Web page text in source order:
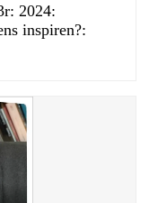
2024:
inspiren?: